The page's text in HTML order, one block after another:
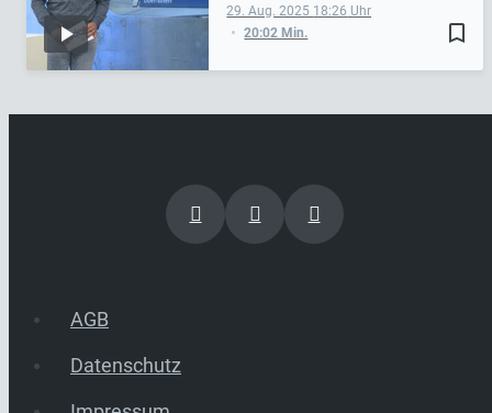
bookmark_border
29. Aug. 2025 18:26
20:02 Min.
AGB
Datenschutz